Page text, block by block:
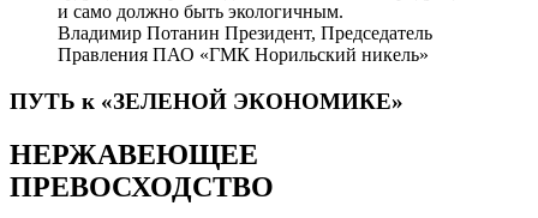
и само должно быть экологичным.
Владимир Потанин Президент, Председатель
Правления ПАО «ГМК Норильский никель»
ПУТЬ к «ЗЕЛЕНОЙ ЭКОНОМИКЕ»
НЕРЖАВЕЮЩЕЕ
ПРЕВОСХОДСТВО